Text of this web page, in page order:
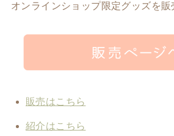
オンラインショップ限定グッズを販
販売はこちら
紹介はこちら